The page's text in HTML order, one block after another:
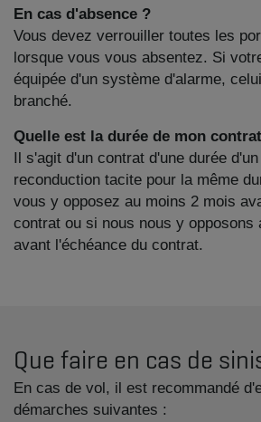
En cas d'absence ?
Vous devez verrouiller toutes les
lorsque vous vous absentez. Si
équipée d'un système d'alarme,
branché.
Quelle est la durée de mon
Il s'agit d'un contrat d'une durée
reconduction tacite pour la même
vous y opposez au moins 2 mois
contrat ou si nous nous y opposons
avant l'échéance du contrat.
Que faire en cas de
En cas de vol, il est recommandé
démarches suivantes :